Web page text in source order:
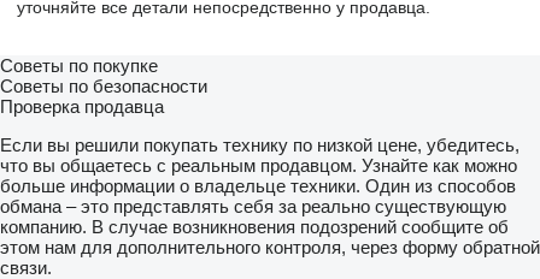
уточняйте все детали непосредственно у продавца.
Советы по покупке
Советы по безопасности
Проверка продавца
Если вы решили покупать технику по низкой цене, убедитесь,
что вы общаетесь с реальным продавцом. Узнайте как можно
больше информации о владельце техники. Один из способов
обмана – это представлять себя за реально существующую
компанию. В случае возникновения подозрений сообщите об
этом нам для дополнительного контроля, через форму обратной
связи.